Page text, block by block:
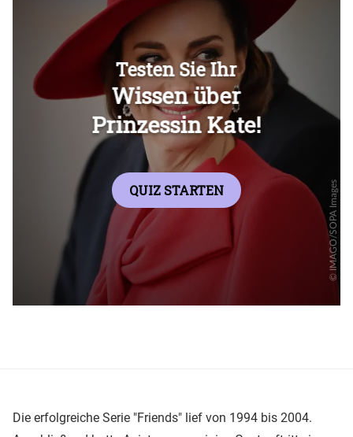
Überspringen
Die erfolgreiche Serie "Friends" lief von 1994 bis 2004.